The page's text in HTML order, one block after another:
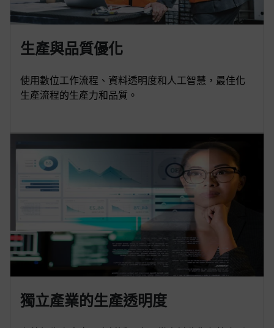
生產與品質優化
使用數位工作流程、資料透明度和人工智慧，最佳化
生產流程的生產力和品質。
獨立產業的生產透明度